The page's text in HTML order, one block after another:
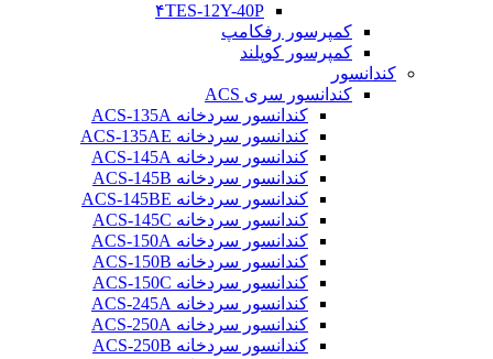
۴TES-12Y-40P
کمپرسور رفکامپ
کمپرسور کوپلند
کندانسور
کندانسور سری ACS
کندانسور سردخانه ACS-135A
کندانسور سردخانه ACS-135AE
کندانسور سردخانه ACS-145A
کندانسور سردخانه ACS-145B
کندانسور سردخانه ACS-145BE
کندانسور سردخانه ACS-145C
کندانسور سردخانه ACS-150A
کندانسور سردخانه ACS-150B
کندانسور سردخانه ACS-150C
کندانسور سردخانه ACS-245A
کندانسور سردخانه ACS-250A
کندانسور سردخانه ACS-250B